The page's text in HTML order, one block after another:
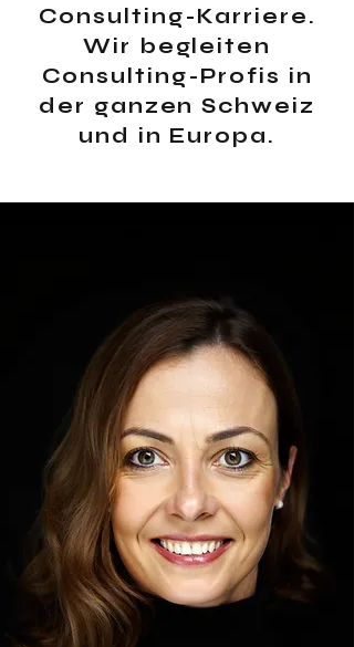
Consulting-Karriere.
Wir begleiten
Consulting-Profis in
der ganzen Schweiz
und in Europa.